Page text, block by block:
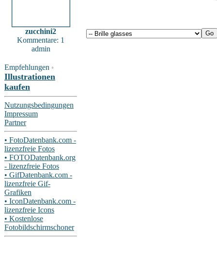
zucchini2
Kommentare: 1
admin
Empfehlungen *
Illustrationen
kaufen
Nutzungsbedingungen
Impressum
Partner
• FotoDatenbank.com -
lizenzfreie Fotos
• FOTODatenbank.org
- lizenzfreie Fotos
• GifDatenbank.com -
lizenzfreie Gif-
Grafiken
• IconDatenbank.com -
lizenzfreie Icons
• Kostenlose
Fotobildschirmschoner